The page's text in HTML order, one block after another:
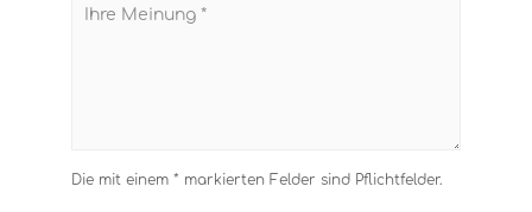
Die mit einem * markierten Felder sind Pflichtfelder.